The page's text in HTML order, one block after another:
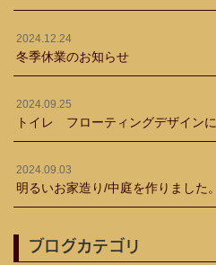
2024.12.24
冬季休業のお知らせ
2024.09.25
トイレ フローティングデザインに
2024.09.03
明るいお家造り/中庭を作りました。
ブログカテゴリ